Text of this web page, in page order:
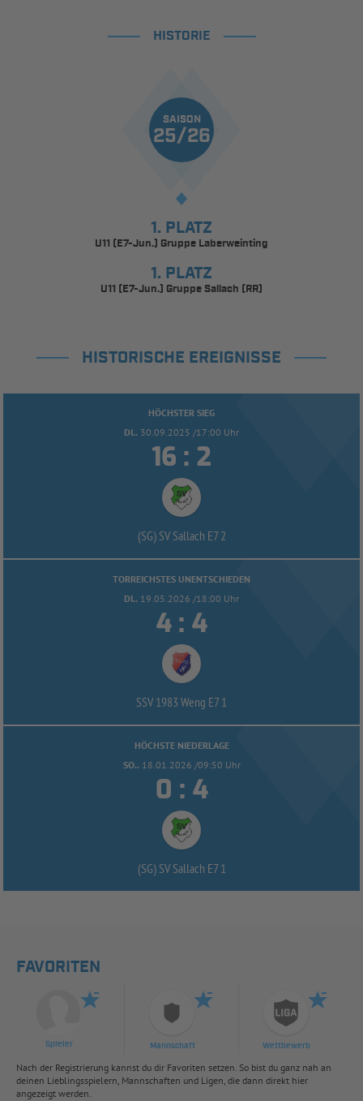
HISTORIE
SAISON
25/26
1. PLATZ
U11 (E7-Jun.) Gruppe Laberweinting
1. PLATZ
U11 (E7-Jun.) Gruppe Sallach (RR)
HISTORISCHE EREIGNISSE
HÖCHSTER SIEG
DI.. 30.09.2025 /17:00 Uhr
 : 
(SG) SV Sallach E7 2
TORREICHSTES UNENTSCHIEDEN
DI.. 19.05.2026 /18:00 Uhr
 : 
SSV 1983 Weng E7 1
HÖCHSTE NIEDERLAGE
SO.. 18.01.2026 /09:50 Uhr
 : 
(SG) SV Sallach E7 1
FAVORITEN
Spieler Mannschaft Wettbewerb
Nach der Registrierung kannst du dir Favoriten setzen. So bist du ganz nah an
deinen Lieblingsspielern, Mannschaften und Ligen, die dann direkt hier
angezeigt werden.